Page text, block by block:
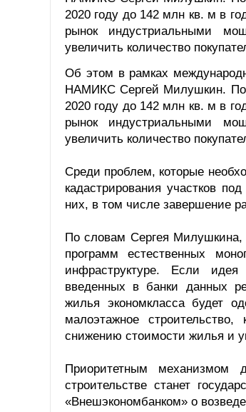
2020 году до 142 млн кв. м в
рынок индустриальными
увеличить количество
Об этом в рамках
НАМИКС Сергей Милушкин. По
2020 году до 142 млн кв. м в
рынок индустриальными
увеличить количество
Среди проблем, которые
кадастрирования участков
них, в том числе завершение
По словам Сергея Милушкина,
программ естественных
инфраструктуре. Если идея
введенных в банки данных
жилья экономкласса будет
малоэтажное
снижению стоимости жилья и
Приоритетным механизмом
строительстве станет
«Внешэкономбанком» о